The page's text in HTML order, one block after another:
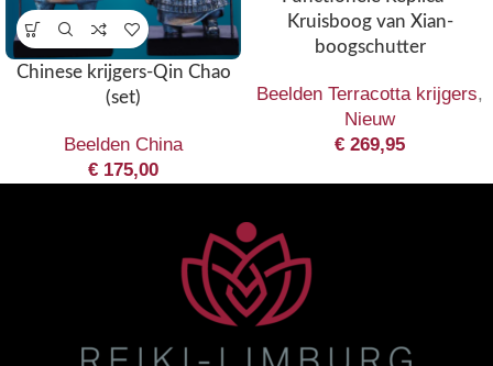
Chinese krijgers-Qin Chao
(set)
Beelden China
€ 175,00
Kruisboog van Xian-
boogschutter
Beelden Terracotta krijgers,
Nieuw
€ 269,95